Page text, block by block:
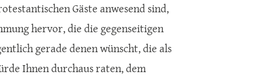
Gäste anwesend sind,
hervor, die die gegenseitigen
gerade denen wünscht, die als
Ihnen durchaus raten, dem